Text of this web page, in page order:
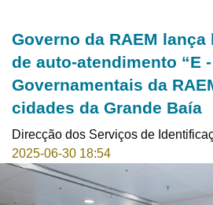
Governo da RAEM
de auto-atendimento “E
Governamentais da
cidades da Grande Baía
Direcção dos Serviços de
2025-06-30 18:54